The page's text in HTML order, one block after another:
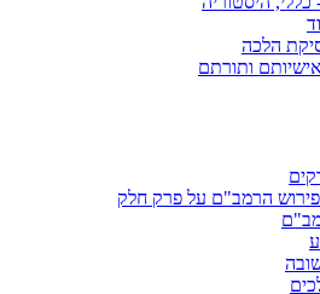
הלכה
ותורתם
הרמב"ם על פרק חלק